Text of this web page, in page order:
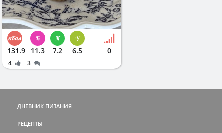
131.9 11.3 7.2 6.5 0
4 3
ДНЕВНИК ПИТАНИЯ
РЕЦЕПТЫ